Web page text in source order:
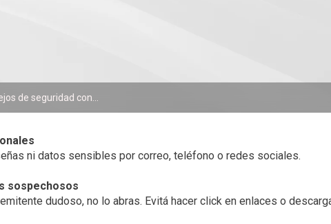
de seguridad con...
ni datos sensibles por correo, teléfono o redes sociales.
sospechosos
dudoso, no lo abras. Evitá hacer click en enlaces o